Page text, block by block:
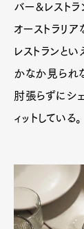
バー&レスト
オーストラリ
レストランと
かなか見られ
肘張らずにシ
ィットしている。